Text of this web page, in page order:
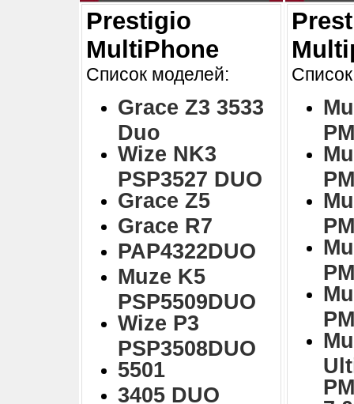
Prestigio
MultiPhone
Список моделей:
Grace Z3 3533
Duo
Wize NK3
PSP3527 DUO
Grace Z5
Grace R7
PAP4322DUO
Muze K5
PSP5509DUO
Wize P3
PSP3508DUO
5501
3405 DUO